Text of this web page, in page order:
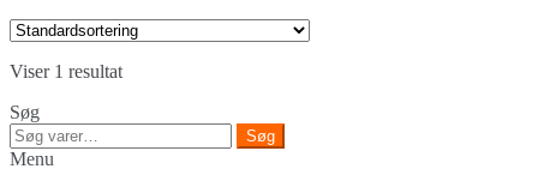
Viser 1 resultat
Søg
Søg
efter:
Søg
Menu